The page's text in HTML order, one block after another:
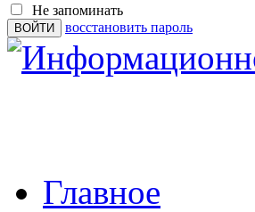
Не запоминать
восстановить пароль
Главное